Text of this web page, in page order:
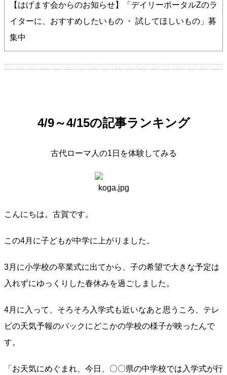
【はげます会からのお知らせ】「デイリーポータルZのラ
イターに、おすすめしたいもの ・ 試してほしいもの」募
集中
4/9～4/15の記事ランキング
古代ローマ人の1日を体験してみる
こんにちは。古賀です。
この4月に子どもが中学に上がりました。
3月に小学校の卒業式に出てから、子の希望で大きな予定は
入れずにゆっくりした春休みを過ごしました。
4月に入って、そろそろ入学式も近いなあと思うころ、テレ
ビの天気予報のバックにどこかの学校の様子が映ったんで
す。
「お天気にめぐまれ、今日、〇〇県の中学校では入学式が行